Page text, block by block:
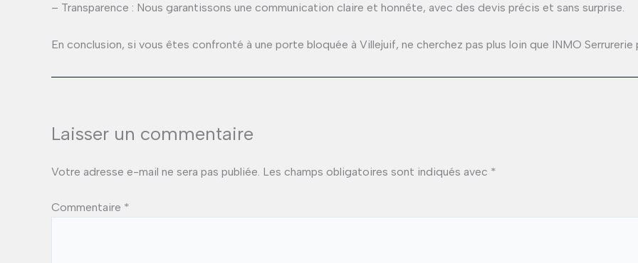
– Transparence : Nous garantissons une communication claire et honnête, avec des devis précis et sans surprise.
En conclusion, si vous êtes confronté à une porte bloquée à Villejuif, ne cherchez pas plus loin que INMO
Laisser un commentaire
Votre adresse e-mail ne sera pas publiée. Les champs obligatoires sont indiqués avec *
Commentaire *